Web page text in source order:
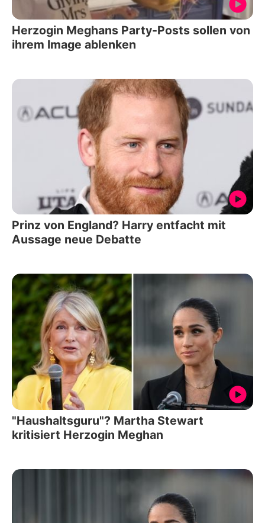
Herzogin Meghans Party-Posts sollen von
ihrem Image ablenken
Prinz von England? Harry entfacht mit
Aussage neue Debatte
"Haushaltsguru"? Martha Stewart
kritisiert Herzogin Meghan